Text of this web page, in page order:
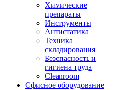
Химические
препараты
Инструменты
Aнтистатика
Техника
складирования
Безопасность и
гигиена труда
Cleanroom
Офисное оборудование